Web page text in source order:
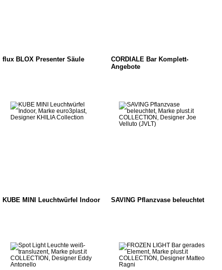
flux BLOX Presenter Säule
CORDIALE Bar Komplett-
Angebote
KUBE MINI Leuchtwürfel Indoor SAVING Pflanzvase beleuchtet